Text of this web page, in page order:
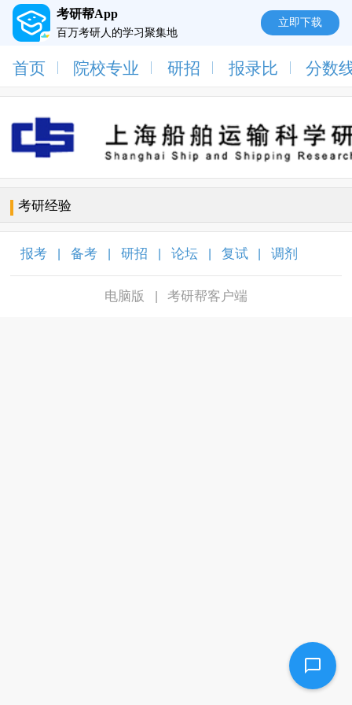
考研帮App
百万考研人的学习聚集地
立即下载
首页 院校专业 研招 报录比 分数
考研经验
报考 备考 研招 论坛 复试 调剂
电脑版 考研帮客户端